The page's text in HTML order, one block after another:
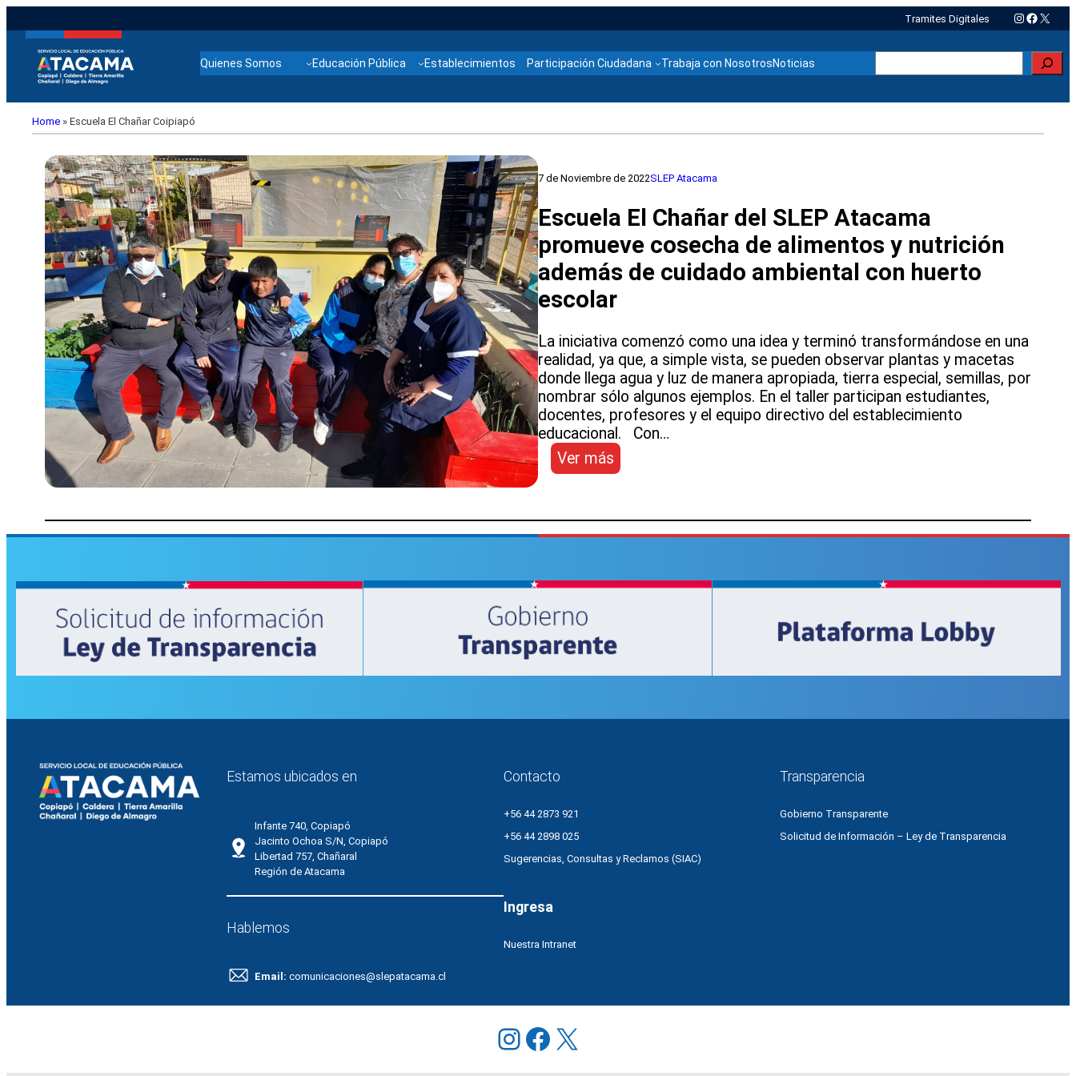
Tramites Digitales Instagram
X
Quienes Somos Educación Pública Establecimientos Participación Ciudadana Trabaja con NosotrosNoticias
Home » Escuela El Chañar Coipiapó
7 de Noviembre de 2022SLEP Atacama
Escuela El Chañar del SLEP Atacama
promueve cosecha de alimentos y nutrición
además de cuidado ambiental con huerto
escolar
La iniciativa comenzó como una idea y terminó transformándose en una
realidad, ya que, a simple vista, se pueden observar plantas y macetas
donde llega agua y luz de manera apropiada, tierra especial, semillas, por
nombrar sólo algunos ejemplos. En el taller participan estudiantes,
docentes, profesores y el equipo directivo del establecimiento
educacional. Con…
Ver más
Escuela
del
promueve
alimentos
y
nutrición
de
Estamos ubicados en
Infante 740, Copiapó
Jacinto Ochoa S/N, Copiapó
Libertad 757, Chañaral
Región de Atacama
Hablemos
Email: comunicaciones@slepatacama.cl
Contacto
+56 44 2873 921
+56 44 2898 025
Sugerencias, Consultas y Reclamos (SIAC)
Ingresa
Nuestra Intranet
Transparencia
Gobierno Transparente
Solicitud de Información – Ley de Transparencia
Instagram
Facebook
X